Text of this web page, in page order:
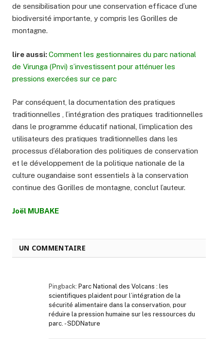
de sensibilisation pour une conservation efficace d’une
biodiversité importante, y compris les Gorilles de
montagne.
lire aussi:Comment les gestionnaires du parc national
de Virunga (Pnvi) s’investissent pour atténuer les
pressions exercées sur ce parc
Par conséquent, la documentation des pratiques
traditionnelles , l’intégration des pratiques traditionnelles
dans le programme éducatif national, l’implication des
utilisateurs des pratiques traditionnelles dans les
processus d’élaboration des politiques de conservation
et le développement de la politique nationale de la
culture ougandaise sont essentiels à la conservation
continue des Gorilles de montagne, conclut l’auteur.
Joël MUBAKE
UN COMMENTAIRE
Pingback: Parc National des Volcans : les
scientifiques plaident pour l’intégration de la
sécurité alimentaire dans la conservation, pour
réduire la pression humaine sur les ressources du
parc. - SDDNature